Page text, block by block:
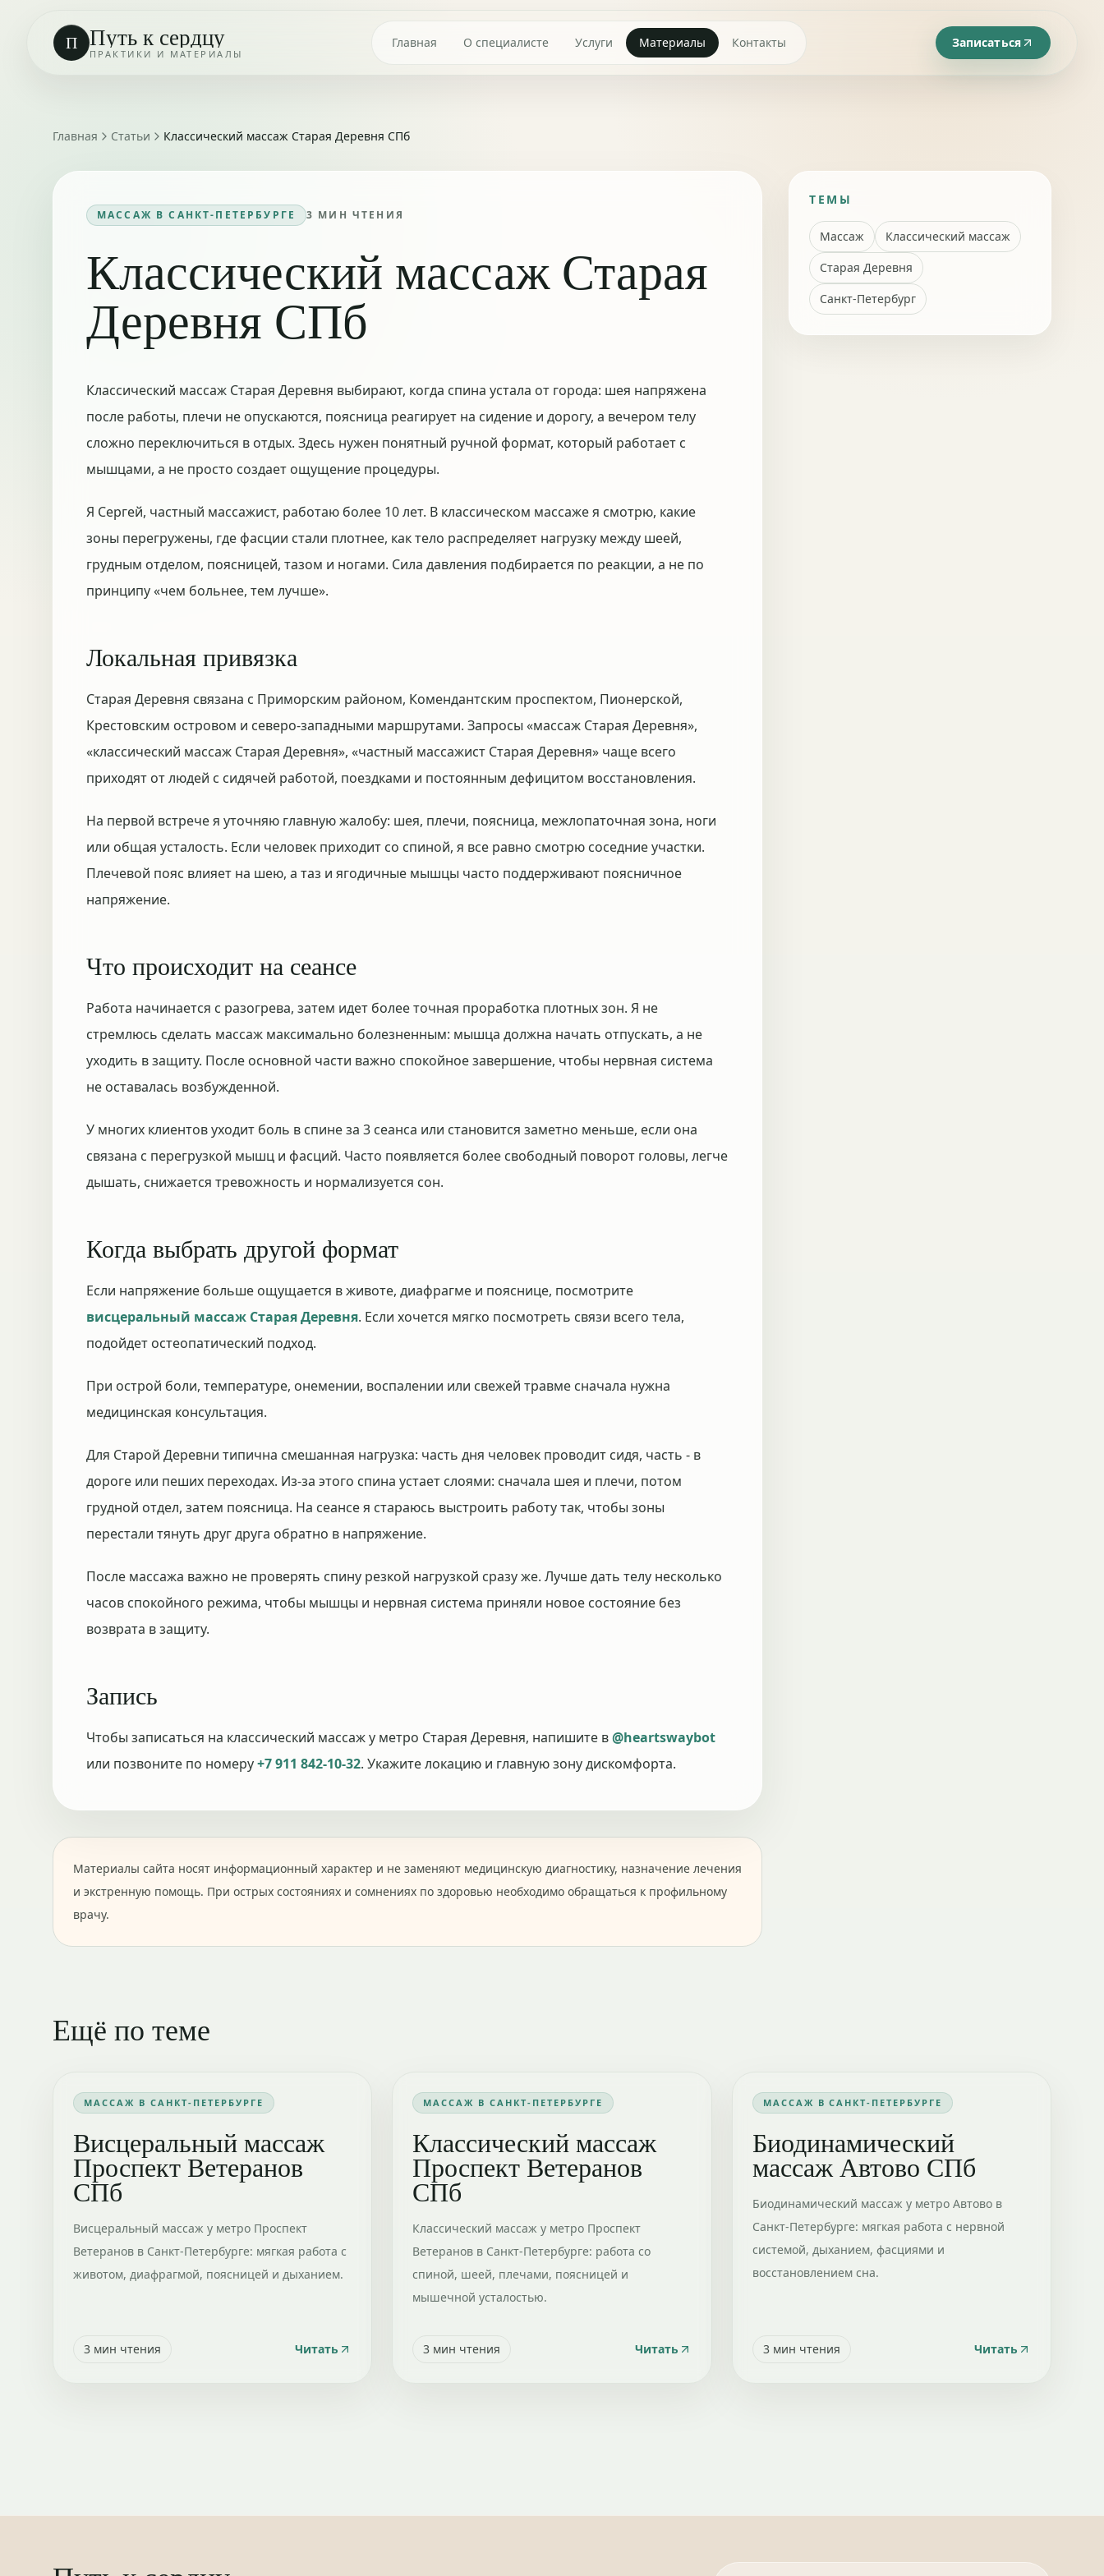
П Путь к сердцу
ПРАКТИКИ И МАТЕРИАЛЫ
Главная О специалисте Услуги Материалы Контакты Записаться
Главная Статьи Классический массаж Старая Деревня СПб
МАССАЖ В САНКТ-ПЕТЕРБУРГЕ 3 МИН ЧТЕНИЯ
Классический массаж Старая
Деревня СПб
Классический массаж Старая Деревня выбирают, когда спина устала от города: шея напряжена
после работы, плечи не опускаются, поясница реагирует на сидение и дорогу, а вечером телу
сложно переключиться в отдых. Здесь нужен понятный ручной формат, который работает с
мышцами, а не просто создает ощущение процедуры.
Я Сергей, частный массажист, работаю более 10 лет. В классическом массаже я смотрю, какие
зоны перегружены, где фасции стали плотнее, как тело распределяет нагрузку между шеей,
грудным отделом, поясницей, тазом и ногами. Сила давления подбирается по реакции, а не по
принципу «чем больнее, тем лучше».
Локальная привязка
Старая Деревня связана с Приморским районом, Комендантским проспектом, Пионерской,
Крестовским островом и северо-западными маршрутами. Запросы «массаж Старая Деревня»,
«классический массаж Старая Деревня», «частный массажист Старая Деревня» чаще всего
приходят от людей с сидячей работой, поездками и постоянным дефицитом восстановления.
На первой встрече я уточняю главную жалобу: шея, плечи, поясница, межлопаточная зона, ноги
или общая усталость. Если человек приходит со спиной, я все равно смотрю соседние участки.
Плечевой пояс влияет на шею, а таз и ягодичные мышцы часто поддерживают поясничное
напряжение.
Что происходит на сеансе
Работа начинается с разогрева, затем идет более точная проработка плотных зон. Я не
стремлюсь сделать массаж максимально болезненным: мышца должна начать отпускать, а не
уходить в защиту. После основной части важно спокойное завершение, чтобы нервная система
не оставалась возбужденной.
У многих клиентов уходит боль в спине за 3 сеанса или становится заметно меньше, если она
связана с перегрузкой мышц и фасций. Часто появляется более свободный поворот головы, легче
дышать, снижается тревожность и нормализуется сон.
Когда выбрать другой формат
Если напряжение больше ощущается в животе, диафрагме и пояснице, посмотрите
висцеральный массаж Старая Деревня. Если хочется мягко посмотреть связи всего тела,
подойдет остеопатический подход.
При острой боли, температуре, онемении, воспалении или свежей травме сначала нужна
медицинская консультация.
Для Старой Деревни типична смешанная нагрузка: часть дня человек проводит сидя, часть - в
дороге или пеших переходах. Из-за этого спина устает слоями: сначала шея и плечи, потом
грудной отдел, затем поясница. На сеансе я стараюсь выстроить работу так, чтобы зоны
перестали тянуть друг друга обратно в напряжение.
После массажа важно не проверять спину резкой нагрузкой сразу же. Лучше дать телу несколько
часов спокойного режима, чтобы мышцы и нервная система приняли новое состояние без
возврата в защиту.
Запись
Чтобы записаться на классический массаж у метро Старая Деревня, напишите в@heartswaybot
или позвоните по номеру+7 911 842-10-32. Укажите локацию и главную зону дискомфорта.
Материалы сайта носят информационный характер и не заменяют медицинскую диагностику, назначение лечения
и экстренную помощь. При острых состояниях и сомнениях по здоровью необходимо обращаться к профильному
врачу.
ТЕМЫ
Массаж
Классический массаж
Старая Деревня
Санкт-Петербург
Ещё по теме
МАССАЖ В САНКТ-ПЕТЕРБУРГЕ
Висцеральный массаж
Проспект Ветеранов
СПб
Висцеральный массаж у метро Проспект
Ветеранов в Санкт-Петербурге: мягкая работа с
животом, диафрагмой, поясницей и дыханием.
3 мин чтения Читать
МАССАЖ В САНКТ-ПЕТЕРБУРГЕ
Классический массаж
Проспект Ветеранов
СПб
Классический массаж у метро Проспект
Ветеранов в Санкт-Петербурге: работа со
спиной, шеей, плечами, поясницей и
мышечной усталостью.
3 мин чтения Читать
МАССАЖ В САНКТ-ПЕТЕРБУРГЕ
Биодинамический
массаж Автово СПб
Биодинамический массаж у метро Автово в
Санкт-Петербурге: мягкая работа с нервной
системой, дыханием, фасциями и
восстановлением сна.
3мин чтения Читать